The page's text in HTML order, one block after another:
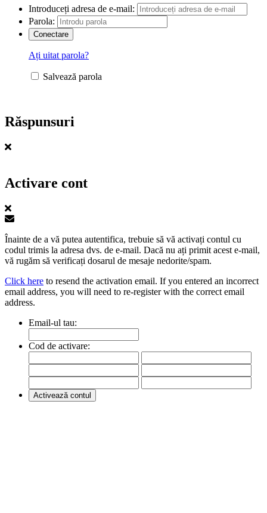
Introduceți adresa de e-mail:
Parola:
Ați uitat parola?
Salvează parola
Răspunsuri
Activare cont
Înainte de a vă putea autentifica, trebuie să vă activați contul cu
codul trimis la adresa dvs. de e-mail. Dacă nu ați primit acest e-mail,
vă rugăm să verificați dosarul de mesaje nedorite/spam.
Click here to resend the activation email. If you entered an incorrect
email address, you will need to re-register with the correct email
address.
Email-ul tau:
Cod de activare: